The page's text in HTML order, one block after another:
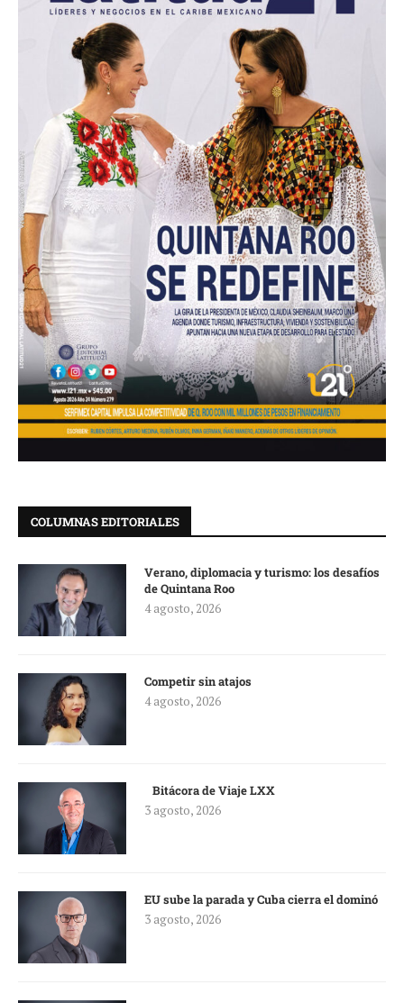
COLUMNAS EDITORIALES
Verano, diplomacia y turismo: los desafíos
de Quintana Roo
4 agosto, 2026
Competir sin atajos
4 agosto, 2026
Bitácora de Viaje LXX
3 agosto, 2026
EU sube la parada y Cuba cierra el dominó
3 agosto, 2026